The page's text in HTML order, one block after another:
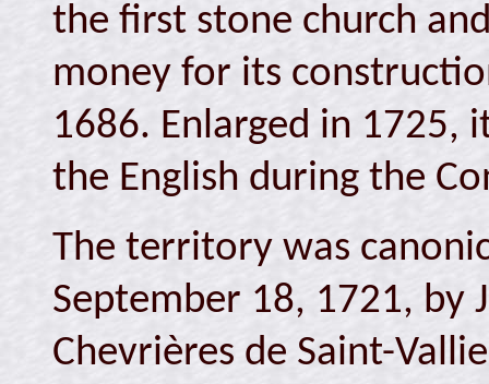
the first stone church
money for its
1686. Enlarged in 1725,
the English during the
The territory was
September 18, 1721, by
Chevrières de Saint-